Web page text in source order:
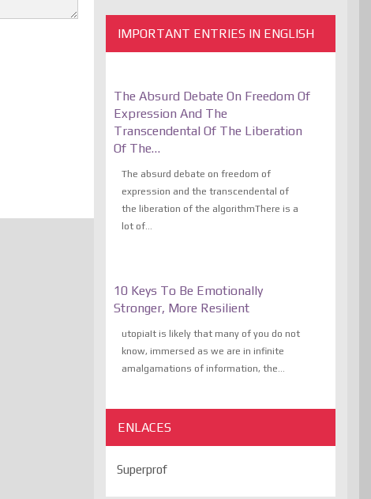
IMPORTANT ENTRIES IN ENGLISH
The Absurd Debate On Freedom Of
Expression And The
Transcendental Of The Liberation
Of The…
The absurd debate on freedom of
expression and the transcendental of
the liberation of the algorithmThere is a
lot of...
10 Keys To Be Emotionally
Stronger, More Resilient
utopiaIt is likely that many of you do not
know, immersed as we are in infinite
amalgamations of information, the...
ENLACES
Superprof